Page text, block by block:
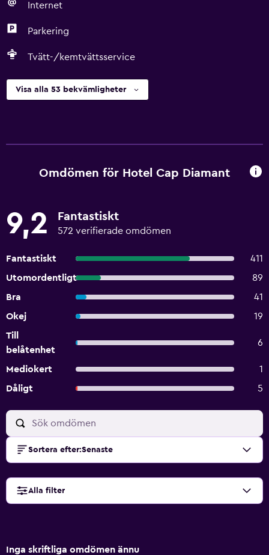
Internet
Parkering
Tvätt-/kemtvättsservice
Visa alla 53 bekvämligheter
Omdömen för Hotel Cap Diamant
9,2 Fantastiskt
572 verifierade omdömen
Fantastiskt
411
Utomordentligt
89
Bra
41
Okej
19
Till
belåtenhet
6
Mediokert
1
Dåligt
5
Sortera efter:Senaste
Alla filter
Inga skriftliga omdömen ännu